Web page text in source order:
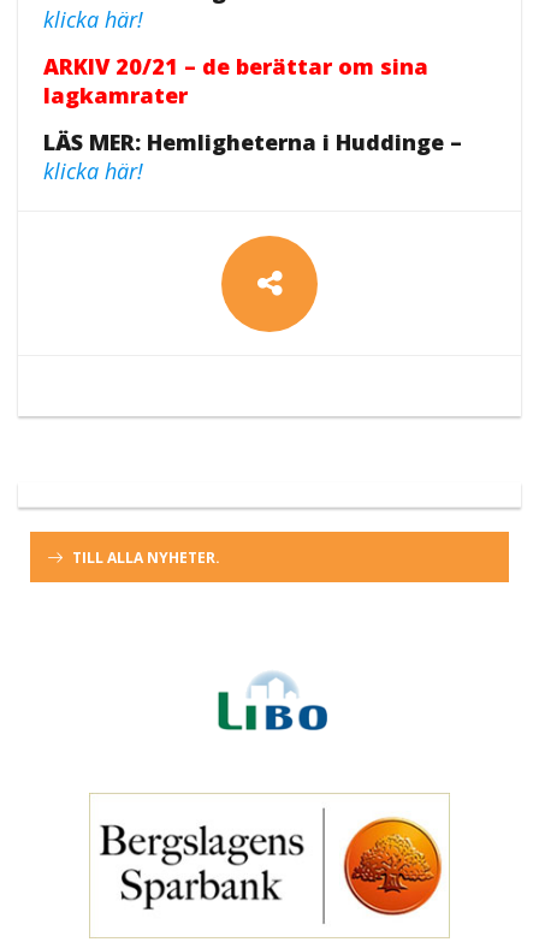
klicka här!
ARKIV 20/21 – de berättar om sina
lagkamrater
LÄS MER: Hemligheterna i Huddinge –
klicka här!
TILL ALLA NYHETER.